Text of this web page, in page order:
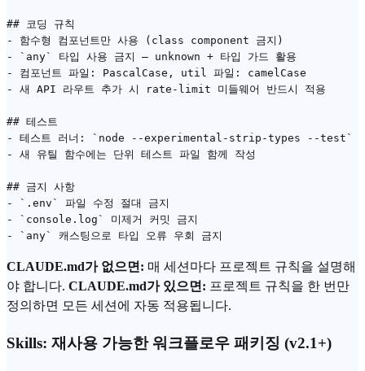
## 코딩 규칙
- 함수형 컴포넌트만 사용 (class component 금지)
- `any` 타입 사용 금지 — unknown + 타입 가드 활용
- 컴포넌트 파일: PascalCase, util 파일: camelCase
- 새 API 라우트 추가 시 rate-limit 미들웨어 반드시 적용
## 테스트
- 테스트 러너: `node --experimental-strip-types --test`
- 새 유틸 함수에는 단위 테스트 파일 함께 작성
## 금지 사항
- `.env` 파일 수정 절대 금지
- `console.log` 미제거 커밋 금지
CLAUDE.md가 없으면: 매 세션마다 프로젝트 규칙을 설명해
야 합니다. CLAUDE.md가 있으면: 프로젝트 규칙을 한 번만
정의하면 모든 세션에 자동 적용됩니다.
Skills: 재사용 가능한 워크플로우 패키징 (v2.1+)